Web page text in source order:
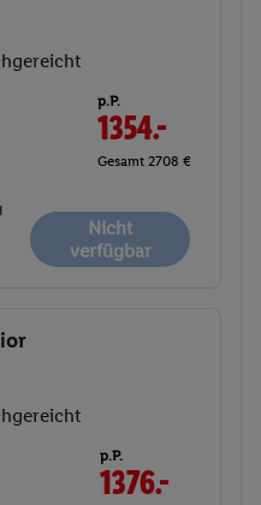
p.P.
1354.-
Gesamt 2708 €
Nicht
verfügbar
p.P.
1376.-